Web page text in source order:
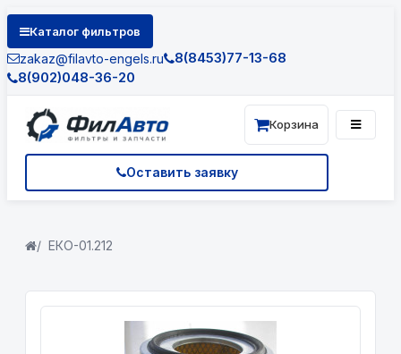
Каталог фильтров
zakaz@filavto-engels.ru
8(8453)77-13-68
8(902)048-36-20
Оставить заявку
Корзина
ЕКО-01.212